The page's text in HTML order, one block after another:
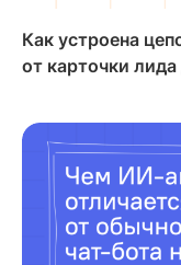
Как устроена
от карточки лида